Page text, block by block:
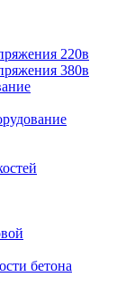
220в
380в
бетона